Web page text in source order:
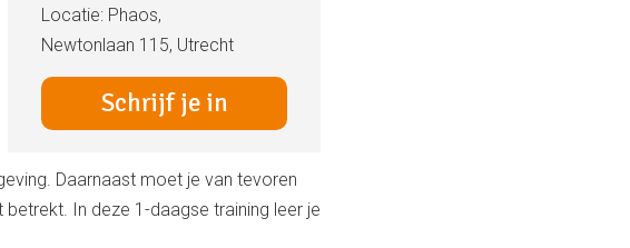
Locatie: Phaos,
Newtonlaan 115, Utrecht
Schrijf je in
Daarnaast moet je van tevoren
In deze 1-daagse training leer je